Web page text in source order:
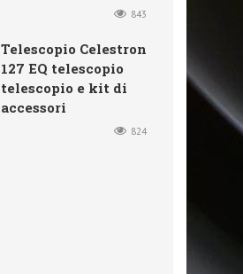
843
Telescopio Celestron
127 EQ telescopio
telescopio e kit di
accessori
824